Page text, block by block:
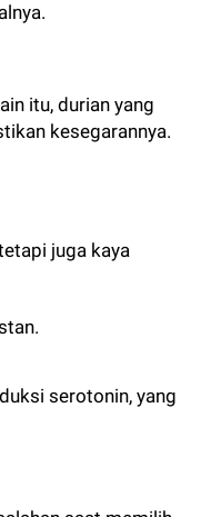
itu, durian yang
kesegarannya.
juga kaya
serotonin, yang